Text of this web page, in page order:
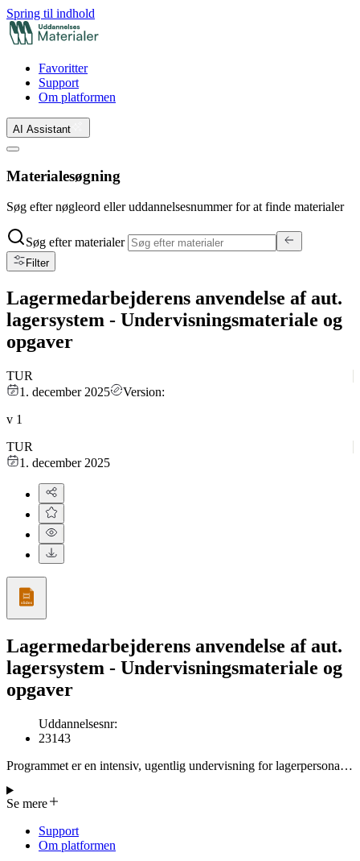
Spring til indhold
Favoritter
Support
Om platformen
AI Assistant
Materialesøgning
Søg efter nøgleord eller uddannelsesnummer for at finde materialer
Søg efter materialer
Filter
Lagermedarbejderens anvendelse af aut.
lagersystem - Undervisningsmateriale og
opgaver
TUR
1. december 2025
Version:
v 1
TUR
1. december 2025
Lagermedarbejderens anvendelse af aut.
lagersystem - Undervisningsmateriale og
opgaver
Uddannelsesnr:
23143
Programmet er en intensiv, ugentlig undervisning for lagerpersonale,
Dagen starter med grundlæggende begreber – automatiseringstyper,
ind- og udgående flows, sensorer, nødstopp, SOP'er, dataintegritet,
sikkerhed og miljø. Gennem case‑studier, simuleringer og en
virksomhedsvistning lærer deltagerne at analysere hændelser,
identificere procedurale mangler og udvikle korrigerende
Se mere
Support
Om platformen